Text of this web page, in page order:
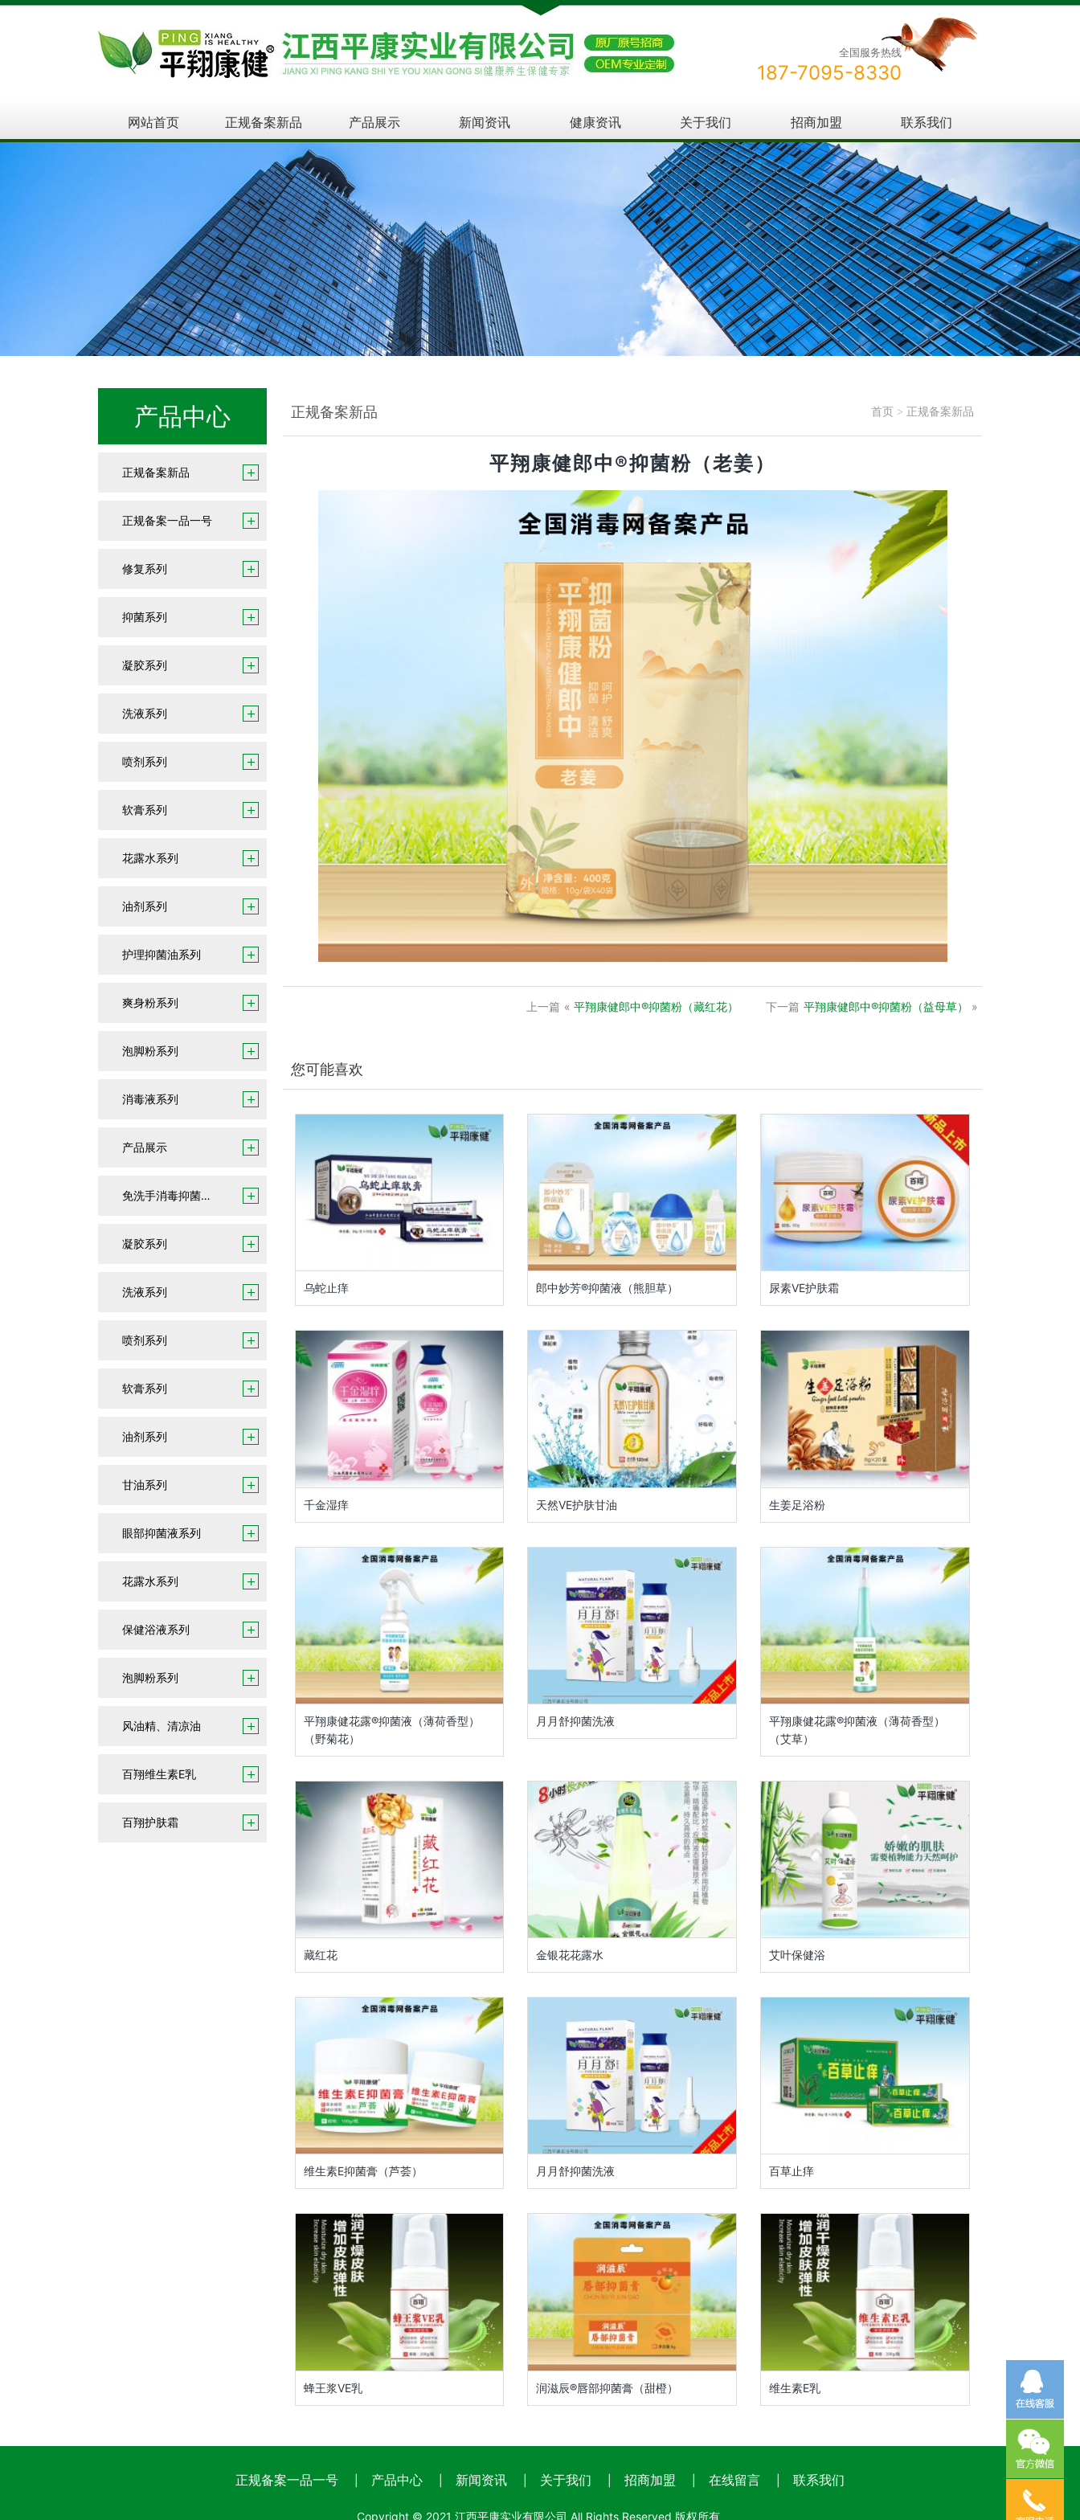
全国服务热线
187-7095-8330
网站首页 正规备案新品 产品展示 新闻资讯 健康资讯 关于我们 招商加盟 联系我们
产品中心
正规备案新品
正规备案一品一号
修复系列
抑菌系列
凝胶系列
洗液系列
喷剂系列
软膏系列
花露水系列
油剂系列
护理抑菌油系列
爽身粉系列
泡脚粉系列
消毒液系列
产品展示
免洗手消毒抑菌凝胶
凝胶系列
洗液系列
喷剂系列
软膏系列
油剂系列
甘油系列
眼部抑菌液系列
花露水系列
保健浴液系列
泡脚粉系列
风油精、清凉油
百翔维生素E乳
百翔护肤霜
正规备案新品 首页 > 正规备案新品
平翔康健郎中®抑菌粉（老姜）
上一篇 « 平翔康健郎中®抑菌粉（藏红花） 下一篇 平翔康健郎中®抑菌粉（益母草） »
您可能喜欢
乌蛇止痒 郎中妙芳®抑菌液（熊胆草） 尿素VE护肤霜
千金湿痒 天然VE护肤甘油 生姜足浴粉
平翔康健花露®抑菌液（薄荷香型）
（野菊花）
月月舒抑菌洗液
平翔康健花露®抑菌液（薄荷香型）
（艾草）
藏红花 金银花花露水 艾叶保健浴
维生素E抑菌膏（芦荟） 月月舒抑菌洗液 百草止痒
蜂王浆VE乳 润滋辰®唇部抑菌膏（甜橙） 维生素E乳
正规备案一品一号 产品中心 新闻资讯 关于我们 招商加盟 在线留言 联系我们
Copyright © 2021 江西平康实业有限公司 All Rights Reserved 版权所有